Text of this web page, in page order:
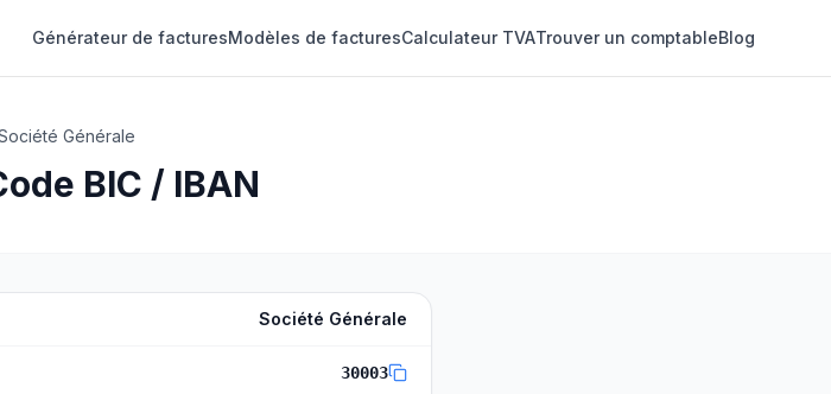
Générateur de facturesModèles de facturesCalculateur TVATrouver un comptableBlog
Générale
BIC / IBAN
Société Générale
30003